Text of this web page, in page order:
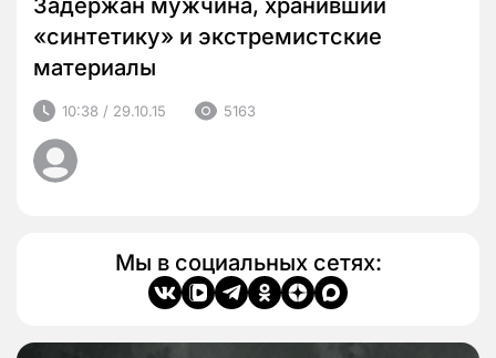
Задержан мужчина, хранивший
«синтетику» и экстремистские
материалы
10:38 / 29.10.15 5163
Мы в социальных сетях: